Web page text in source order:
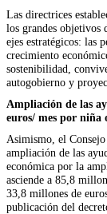
Las directrices
los grandes
ejes estratégicos: las
crecimiento
sostenibilidad,
autogobierno y
Ampliación de las
euros/ mes por niña
Asimismo, el
ampliación de las
económica por la
asciende a 85,8
33,8 millones de
publicación del